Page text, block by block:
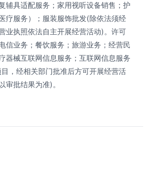
辅具适配服务；家用视听设备销售；护
疗服务）；服装服饰批发(除依法须经
业执照依法自主开展经营活动)。许可
信业务；餐饮服务；旅游业务；经营民
器械互联网信息服务；互联网信息服务
，经相关部门批准后方可开展经营活
审批结果为准)。